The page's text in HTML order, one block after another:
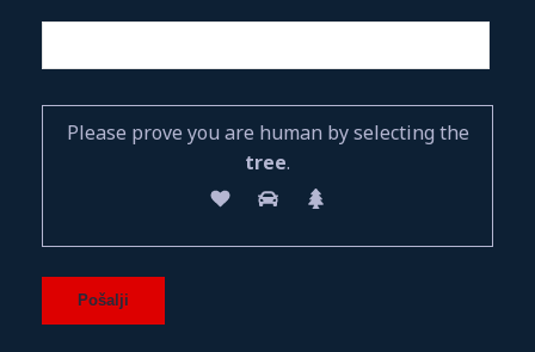
Please prove you are human by selecting the
tree.